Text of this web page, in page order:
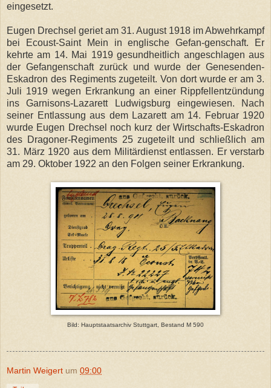
eingesetzt.
Eugen Drechsel geriet am 31. August 1918 im Abwehrkampf
bei Ecoust-Saint Mein in englische Gefan-genschaft. Er
kehrte am 14. Mai 1919 gesundheitlich angeschlagen aus
der Gefangenschaft zurück und wurde der Genesenden-
Eskadron des Regiments zugeteilt. Von dort wurde er am 3.
Juli 1919 wegen Erkrankung an einer Rippfellentzündung
ins Garnisons-Lazarett Ludwigsburg eingewiesen. Nach
seiner Entlassung aus dem Lazarett am 14. Februar 1920
wurde Eugen Drechsel noch kurz der Wirtschafts-Eskadron
des Dragoner-Regiments 25 zugeteilt und schließlich am
31. März 1920 aus dem Militärdienst entlassen. Er verstarb
am 29. Oktober 1922 an den Folgen seiner Erkrankung.
Bild: Hauptstaatsarchiv Stuttgart, Bestand M 590
Martin Weigert um 09:00